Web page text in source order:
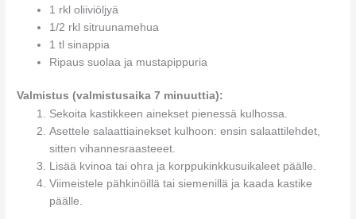
1 rkl oliiviöljyä
1/2 rkl sitruunamehua
1 tl sinappia
Ripaus suolaa ja mustapippuria
Valmistus (valmistusaika 7 minuuttia):
Sekoita kastikkeen ainekset pienessä kulhossa.
Asettele salaattiainekset kulhoon: ensin salaattilehdet,
sitten vihannesraasteeet.
Lisää kvinoa tai ohra ja korppukinkkusuikaleet päälle.
Viimeistele pähkinöillä tai siemenillä ja kaada kastike
päälle.